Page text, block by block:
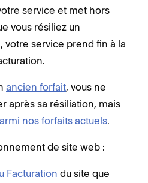
service et met hors
vous résiliez un
service prend fin à la
ancien forfait, vous ne
après sa résiliation, mais
nos forfaits actuels.
de site web :
Facturation du site que